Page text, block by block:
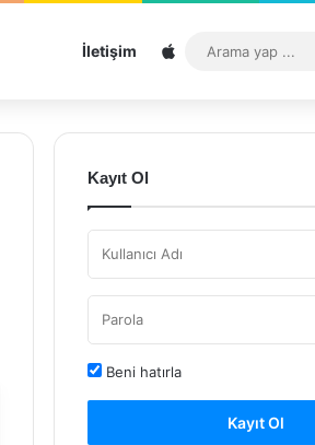
İletişim Sitemap
Kayıt Ol
Beni hatırla
Kayıt Ol